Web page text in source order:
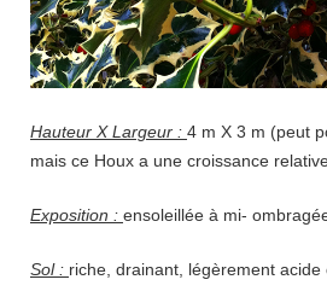
Hauteur X Largeur : 4 m X 3 m (peut
mais ce Houx a une croissance
Exposition : ensoleillée à mi-
Sol : riche, drainant, légèrement